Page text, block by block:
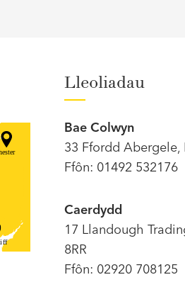
Lleoliadau
Bae Colwyn
33 Ffordd Abergele,
Ffôn: 01492 532176
Caerdydd
17 Llandough
8RR
Ffôn: 02920 708125